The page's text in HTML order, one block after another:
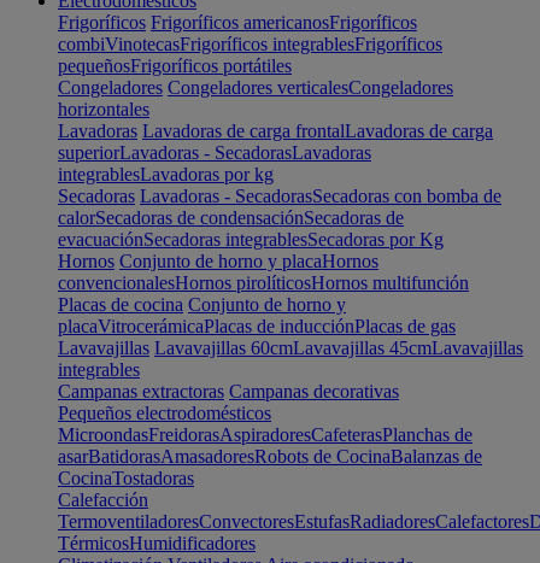
Frigoríficos Frigoríficos americanosFrigoríficos
combiVinotecasFrigoríficos integrablesFrigoríficos
pequeñosFrigoríficos portátiles
Congeladores Congeladores verticalesCongeladores
horizontales
Lavadoras Lavadoras de carga frontalLavadoras de carga
superiorLavadoras - SecadorasLavadoras
integrablesLavadoras por kg
Secadoras Lavadoras - SecadorasSecadoras con bomba de
calorSecadoras de condensaciónSecadoras de
evacuaciónSecadoras integrablesSecadoras por Kg
Hornos Conjunto de horno y placaHornos
convencionalesHornos pirolíticosHornos multifunción
Placas de cocina Conjunto de horno y
placaVitrocerámicaPlacas de inducciónPlacas de gas
Lavavajillas Lavavajillas 60cmLavavajillas 45cmLavavajillas
integrables
Campanas extractoras Campanas decorativas
Pequeños electrodomésticos
MicroondasFreidorasAspiradoresCafeterasPlanchas de
asarBatidorasAmasadoresRobots de CocinaBalanzas de
CocinaTostadoras
Calefacción
TermoventiladoresConvectoresEstufasRadiadoresCalefactores
TérmicosHumidificadores